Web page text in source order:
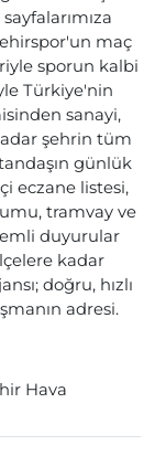
maç
sporun kalbi
Türkiye'nin
sanayi,
şehrin tüm
günlük
eczane listesi,
tramvay ve
duyurular
kadar
doğru, hızlı
adresi.
Hava